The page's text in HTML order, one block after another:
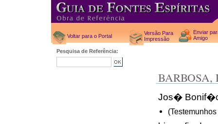
Voltar para o Portal
Versão Para
Impressão
Enviar
Amigo
Pesquisa de Referência:
BARBOSA,
Jos�